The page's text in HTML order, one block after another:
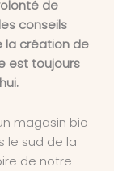
de
conseils
la création de
est toujours
magasin bio
le sud de la
de notre